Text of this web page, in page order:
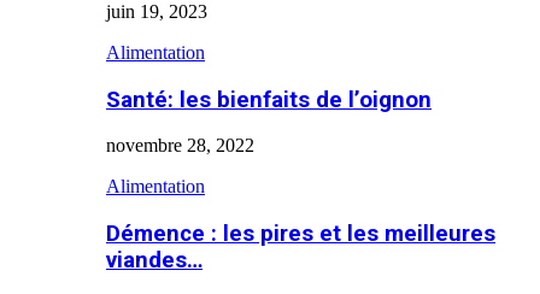
juin 19, 2023
Alimentation
Santé: les bienfaits de l’oignon
novembre 28, 2022
Alimentation
Démence : les pires et les meilleures
viandes…